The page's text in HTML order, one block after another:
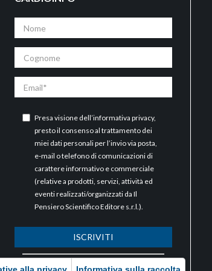
Presa visione dell’informativa privacy,
presto il consenso al trattamento dei
miei dati personali per l’invio via posta,
e-mail o telefono di comunicazioni di
carattere informativo e commerciale
(relative a prodotti, servizi, attività ed
eventi realizzati/organizzati da Il
Pensiero Scientifico Editore s.r.l.).
ISCRIVITI
ARCHIVIO
alla privacy Informativa sulla raccolta